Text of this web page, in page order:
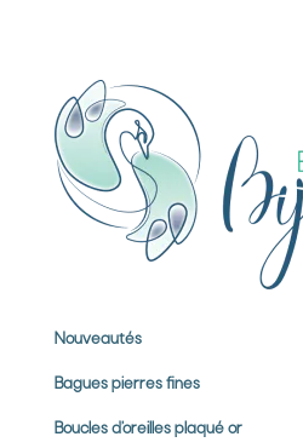
Nouveautés
Bagues pierres fines
Boucles d’oreilles plaqué or